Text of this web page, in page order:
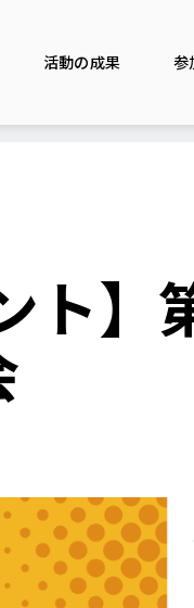
活動の成果 参
ト】